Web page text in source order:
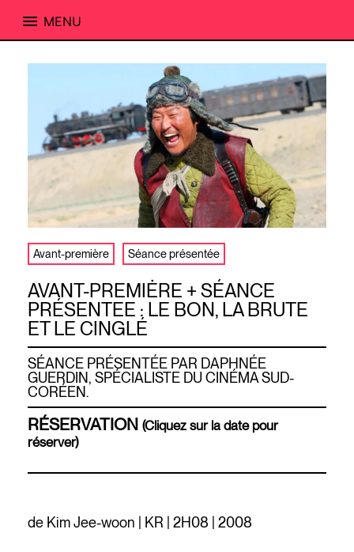
MENU
AVANT-PREMIĖRE + SÉANCE
PRÉSENTEE : LE BON, LA BRUTE
ET LE CINGLÉ
SÉANCE PRÉSENTÉE PAR DAPHNÉE
GUERDIN, SPÉCIALISTE DU CINÉMA SUD-
CORÉEN.
Avant-première Séance présentée
RÉSERVATION (Cliquez sur la date pour
réserver)
de Kim Jee-woon | KR | 2H08 | 2008